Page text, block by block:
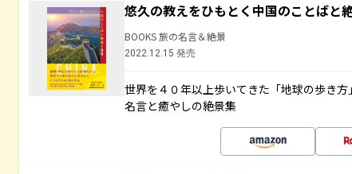
悠久の教えをひもとく中国のことばと
BOOKS 旅の名言＆絶景
2022.12.15 発売
世界を４０年以上歩いてきた「地球の歩き
名言と癒やしの絶景集